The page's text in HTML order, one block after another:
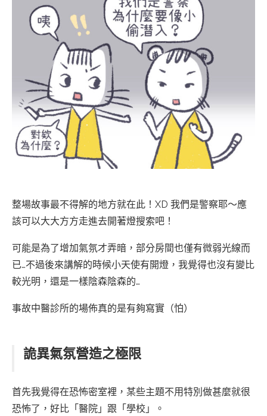
整場故事最不得解的地方就在此！XD 我們是警察耶～應
該可以大大方方走進去開著燈搜索吧！
可能是為了增加氣氛才弄暗，部分房間也僅有微弱光線而
已…不過後來講解的時候小天使有開燈，我覺得也沒有變比
較光明，還是一樣陰森陰森的…
事故中醫診所的場佈真的是有夠寫實（怕）
詭異氣氛營造之極限
首先我覺得在恐怖密室裡，某些主題不用特別做甚麼就很
恐怖了，好比「醫院」跟「學校」。